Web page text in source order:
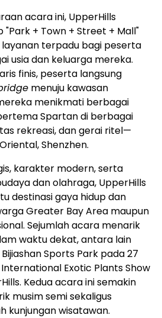
acara ini, UpperHills
+ Town + Street + Mall"
terpadu bagi peserta
usia dan keluarga mereka.
finis, peserta langsung
menuju kawasan
menikmati berbagai
Spartan di berbagai
rekreasi, dan gerai ritel—
Shenzhen.
karakter modern, serta
dan olahraga, UpperHills
destinasi gaya hidup dan
Greater Bay Area maupun
Sejumlah acara menarik
waktu dekat, antara lain
Sports Park pada 27
Exotic Plants Show
Kedua acara ini semakin
musim semi sekaligus
kunjungan wisatawan.